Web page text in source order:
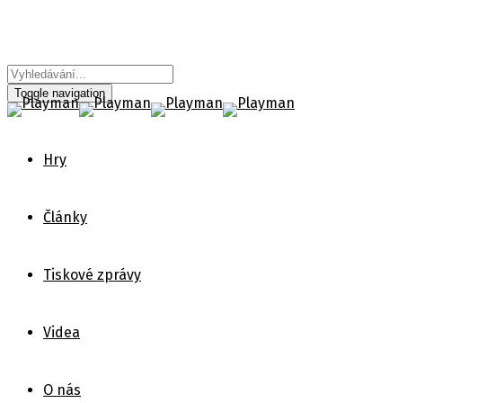
Toggle navigation
Hry
Články
Tiskové zprávy
Videa
O nás